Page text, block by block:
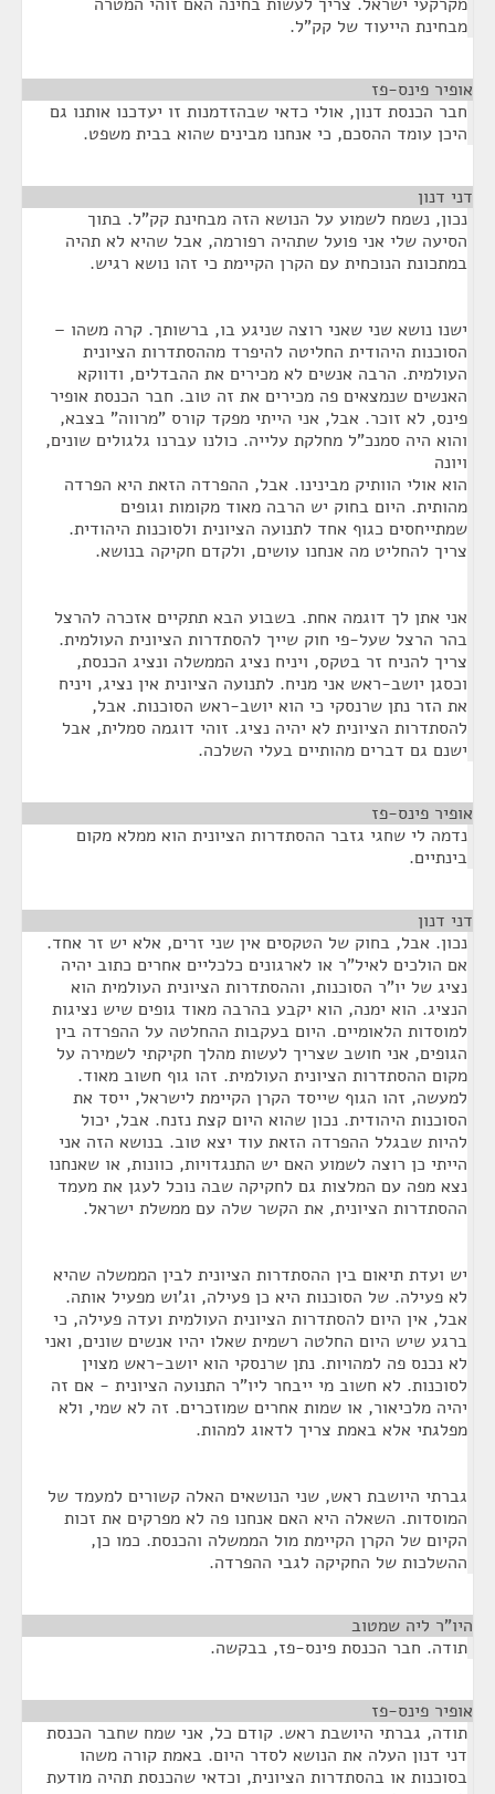
מבחינת הייעוד של קק"ל.
אופיר פינס-פז
חבר הכנסת דנון, אולי כדאי שבהזדמנות זו יעדכנו אותנו גם
היכן עומד ההסכם, כי אנחנו מבינים שהוא בבית משפט.
דני דנון
נכון, נשמח לשמוע על הנושא הזה מבחינת קק"ל. בתוך
הסיעה שלי אני פועל שתהיה רפורמה, אבל שהיא לא תהיה
במתכונת הנוכחית עם הקרן הקיימת כי זהו נושא רגיש.
ישנו נושא שני שאני רוצה שניגע בו, ברשותך. קרה משהו –
הסוכנות היהודית החליטה להיפרד מההסתדרות הציונית
העולמית. הרבה אנשים לא מכירים את ההבדלים, ודווקא
האנשים שנמצאים פה מכירים את זה טוב. חבר הכנסת אופיר
פינס, לא זוכר. אבל, אני הייתי מפקד קורס "מרווה" בצבא,
והוא היה סמנכ"ל מחלקת עלייה. כולנו עברנו גלגולים שונים,
ויונה
הוא אולי הוותיק מבינינו. אבל, ההפרדה הזאת היא הפרדה
מהותית. היום בחוק יש הרבה מאוד מקומות וגופים
שמתייחסים כגוף אחד לתנועה הציונית ולסוכנות היהודית.
צריך להחליט מה אנחנו עושים, ולקדם חקיקה בנושא.
אני אתן לך דוגמה אחת. בשבוע הבא תתקיים אזכרה להרצל
בהר הרצל שעל-פי חוק שייך להסתדרות הציונית העולמית.
צריך להניח זר בטקס, ויניח נציג הממשלה ונציג הכנסת,
וכסגן יושב-ראש אני מניח. לתנועה הציונית אין נציג, ויניח
את הזר נתן שרנסקי כי הוא יושב-ראש הסוכנות. אבל,
להסתדרות הציונית לא יהיה נציג. זוהי דוגמה סמלית, אבל
ישנם גם דברים מהותיים בעלי השלכה.
אופיר פינס-פז
נדמה לי שחגי גזבר ההסתדרות הציונית הוא ממלא מקום
בינתיים.
דני דנון
נכון. אבל, בחוק של הטקסים אין שני זרים, אלא יש זר אחד.
אם הולכים לאיל"ר או לארגונים כלכליים אחרים כתוב יהיה
נציג של יו"ר הסוכנות, וההסתדרות הציונית העולמית הוא
הנציג. הוא ימנה, הוא יקבע בהרבה מאוד גופים שיש נציגות
למוסדות הלאומיים. היום בעקבות ההחלטה על ההפרדה בין
הגופים, אני חושב שצריך לעשות מהלך חקיקתי לשמירה על
מקום ההסתדרות הציונית העולמית. זהו גוף חשוב מאוד.
למעשה, זהו הגוף שייסד הקרן הקיימת לישראל, ייסד את
הסוכנות היהודית. נכון שהוא היום קצת נזנח. אבל, יכול
להיות שבגלל ההפרדה הזאת עוד יצא טוב. בנושא הזה אני
הייתי כן רוצה לשמוע האם יש התנגדויות, כוונות, או שאנחנו
נצא מפה עם המלצות גם לחקיקה שבה נוכל לעגן את מעמד
ההסתדרות הציונית, את הקשר שלה עם ממשלת ישראל.
יש ועדת תיאום בין ההסתדרות הציונית לבין הממשלה שהיא
לא פעילה. של הסוכנות היא כן פעילה, וג'וש מפעיל אותה.
אבל, אין היום להסתדרות הציונית העולמית ועדה פעילה, כי
ברגע שיש היום החלטה רשמית שאלו יהיו אנשים שונים, ואני
לא נכנס פה למהויות. נתן שרנסקי הוא יושב-ראש מצוין
לסוכנות. לא חשוב מי ייבחר ליו"ר התנועה הציונית - אם זה
יהיה מלכיאור, או שמות אחרים שמוזכרים. זה לא שמי, ולא
מפלגתי אלא באמת צריך לדאוג למהות.
גברתי היושבת ראש, שני הנושאים האלה קשורים למעמד של
המוסדות. השאלה היא האם אנחנו פה לא מפרקים את זכות
הקיום של הקרן הקיימת מול הממשלה והכנסת. כמו כן,
ההשלכות של החקיקה לגבי ההפרדה.
היו"ר ליה שמטוב
תודה. חבר הכנסת פינס-פז, בבקשה.
אופיר פינס-פז
תודה, גברתי היושבת ראש. קודם כל, אני שמח שחבר הכנסת
דני דנון העלה את הנושא לסדר היום. באמת קורה משהו
בסוכנות או בהסתדרות הציונית, וכדאי שהכנסת תהיה מודעת